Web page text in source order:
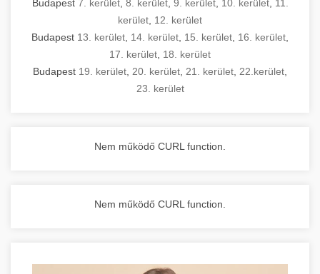
Budapest 7. kerület, 8. kerület, 9. kerület, 10. kerület, 11.
kerület 12. kerület
Budapest 13. kerület 14. kerület 15. kerület 16. kerület
17. kerület 18. kerület
Budapest 19. kerület 20. kerület 21. kerület 22.kerület
23. kerület
Nem működő CURL function.
Nem működő CURL function.